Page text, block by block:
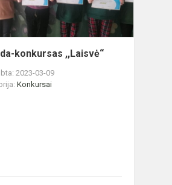
konkursas ,,Laisvė“
2023-03-09
Konkursai